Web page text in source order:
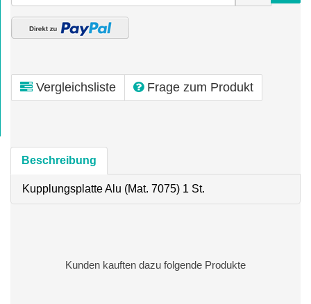
Vergleichsliste Frage zum Produkt
Beschreibung
Kupplungsplatte Alu (Mat. 7075) 1 St.
Kunden kauften dazu folgende Produkte